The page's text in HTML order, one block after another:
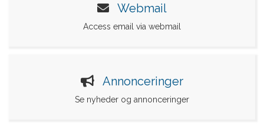
Webmail
Access email via webmail
Annonceringer
Se nyheder og annonceringer